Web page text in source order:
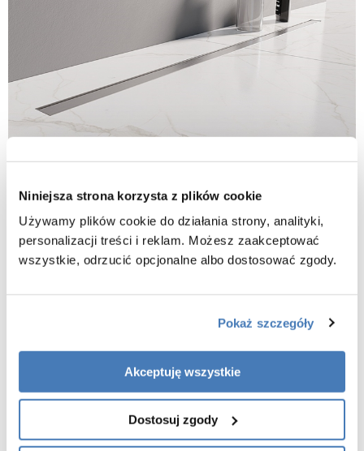
Niniejsza strona korzysta z plików cookie
Używamy plików cookie do działania strony, analityki,
personalizacji treści i reklam. Możesz zaakceptować
wszystkie, odrzucić opcjonalne albo dostosować zgody.
Pokaż szczegóły
Akceptuję wszystkie
Dostosuj zgody
Poznaj nową kolekcję odpływów liniowych Visio Slim. Znajdziesz w
szczotkowanym oraz modele utrzymane w czarnej, matowej
zostały wykonane z najwyższej jakości stali, odpornej na korozję.
Odznaczają się bardzo dobrą przepustowością oraz łatwością
czyszczenia. W ofercie posiadamy wersję z rusztem polerowanym
lub możliwością dowolnego wypełnienia.
Cechy odpływu liniowego 70 cm Visio Slim New Trendy: